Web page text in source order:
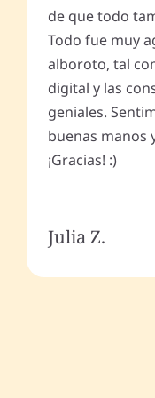
de que todo
Todo fue muy
alboroto, tal
digital y las
geniales.
buenas manos
¡Gracias! :)
Julia Z.